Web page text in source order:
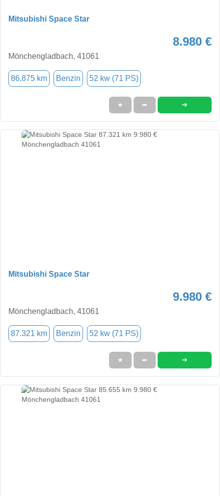
Mitsubishi Space Star
8.980 €
Mönchengladbach, 41061
86.875 km Benzin 52 kw (71 PS)
★ ➦ ➜
Mitsubishi Space Star
9.980 €
Mönchengladbach, 41061
87.321 km Benzin 52 kw (71 PS)
★ ➦ ➜